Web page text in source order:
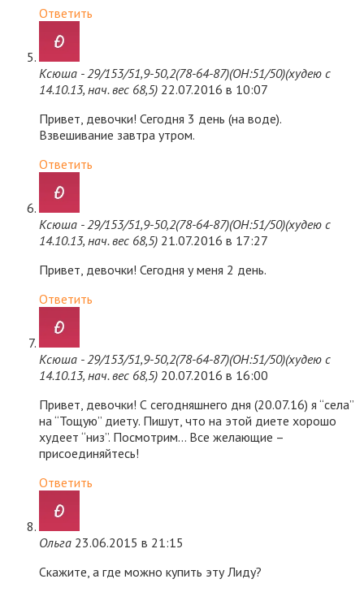
Ответить
Ксюша - 29/153/51,9-50,2(78-64-87)(ОН:51/50)(худею с
14.10.13, нач. вес 68,5) 22.07.2016 в 10:07
Привет, девочки! Сегодня 3 день (на воде).
Взвешивание завтра утром.
Ответить
Ксюша - 29/153/51,9-50,2(78-64-87)(ОН:51/50)(худею с
14.10.13, нач. вес 68,5) 21.07.2016 в 17:27
Привет, девочки! Сегодня у меня 2 день.
Ответить
Ксюша - 29/153/51,9-50,2(78-64-87)(ОН:51/50)(худею с
14.10.13, нач. вес 68,5) 20.07.2016 в 16:00
Привет, девочки! С сегодняшнего дня (20.07.16) я “села”
на “Тощую” диету. Пишут, что на этой диете хорошо
худеет “низ”. Посмотрим… Все желающие –
присоединяйтесь!
Ответить
Ольга 23.06.2015 в 21:15
Скажите, а где можно купить эту Лиду?